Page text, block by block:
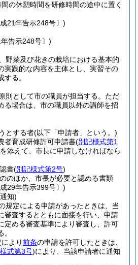
の休憩時間を研修時間の途中に置く
21年告示248号〕)
告示248号〕)
野菜及び花きの栽培における基本的
実践的な内容を主体とし、実習その
る。
則として市の職員が担当する。 ただ
る場合は、市の職員以外の講師を招
とする者(以下「申請者」という。)
者育成研修許可申請書(別記様式第1
添えて、市長に申請しなければなら
書(別記様式第2号)
のほか、市長が必要と認める書類
29年告示399号〕)
知)
規定による申請があったときは、当
審査するとともに面接を行い、申請
定める審査基準により審査し、許可
より前条の申請を許可したときは、
式第3号)により、当該申請者に通知